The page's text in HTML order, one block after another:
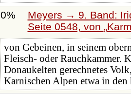
0%
Meyers → 9. Band:
Seite 0548, von
von Gebeinen, in seinem
Fleisch- oder Rauchkammer.
Donaukelten gerechnetes
Karnischen Alpen etwa in